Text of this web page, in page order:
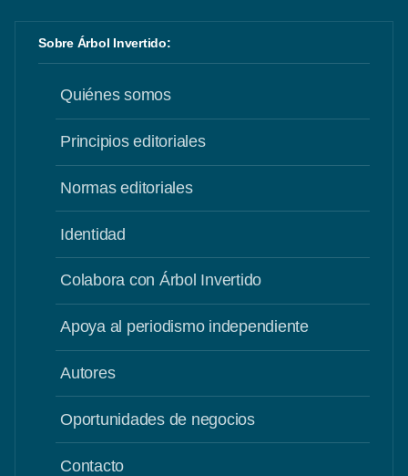
Sobre Árbol Invertido:
Quiénes somos
Principios editoriales
Normas editoriales
Identidad
Colabora con Árbol Invertido
Apoya al periodismo independiente
Autores
Oportunidades de negocios
Contacto